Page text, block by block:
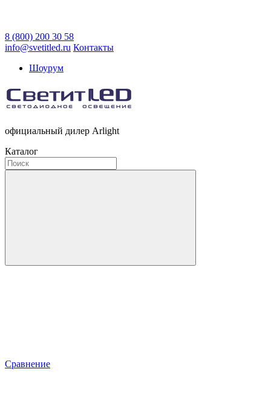
8 (800) 200 30 58
info@svetitled.ru Контакты
Шоурум
официальный дилер Arlight
Каталог
Сравнение